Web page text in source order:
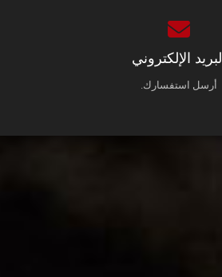
البريد الإلكتروني
أرسل استفسارك.